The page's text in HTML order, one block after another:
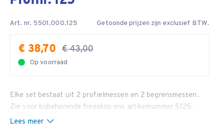
Art. nr. 5501.000.125 Getoonde prijzen zijn exclusief BTW.
€ 38,70 € 43,00
Op voorraad
Elke set bestaat uit 2 profielmessen en 2 begrensmessen.
Zie voor bijbehorende freeskop ons artikelnummer 5125.
Lees meer